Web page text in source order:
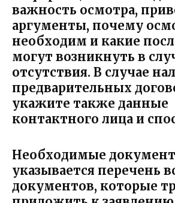
важность осмотра,
аргументы, почему
необходим и какие
могут возникнуть в
отсутствия. В случае
предварительных
укажите также данные
контактного лица и
Необходимые
указывается перечень
документов, которые